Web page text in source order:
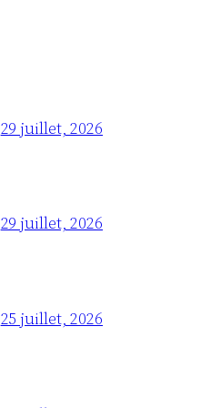
29 juillet, 2026
29 juillet, 2026
25 juillet, 2026